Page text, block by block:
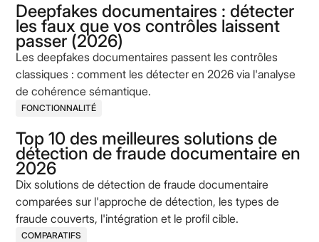
Deepfakes documentaires : détecter
les faux que vos contrôles laissent
passer (2026)
Les deepfakes documentaires passent les contrôles
classiques : comment les détecter en 2026 via l'analyse
de cohérence sémantique.
FONCTIONNALITÉ
Top 10 des meilleures solutions de
détection de fraude documentaire en
2026
Dix solutions de détection de fraude documentaire
comparées sur l'approche de détection, les types de
fraude couverts, l'intégration et le profil cible.
COMPARATIFS